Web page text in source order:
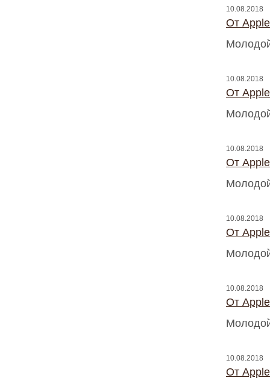
10.08.2018
От
10.08.2018
От
10.08.2018
От
10.08.2018
От
10.08.2018
От
10.08.2018
От